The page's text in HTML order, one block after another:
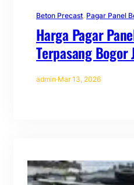
Beton Precast, Pagar Panel
Harga Pagar
Terpasang
admin·Mar 13, 2026